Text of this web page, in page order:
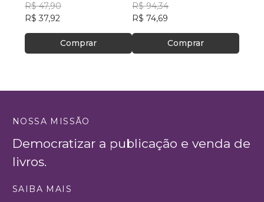
Silva
R$ 47,90
R$ 37,92
Comprar
R$ 94,34
R$ 74,69
Comprar
NOSSA MISSÃO
Democratizar a publicação e venda de
livros.
SAIBA MAIS